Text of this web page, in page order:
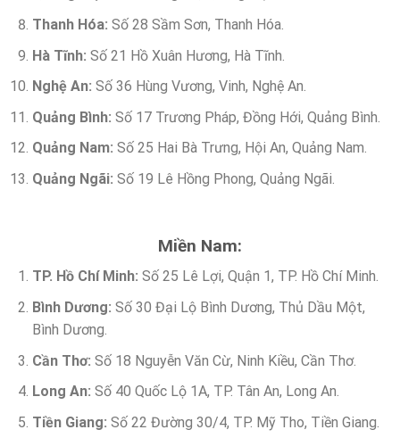
Thanh Hóa: Số 28 Sầm Sơn, Thanh Hóa.
Hà Tĩnh: Số 21 Hồ Xuân Hương, Hà Tĩnh.
Nghệ An: Số 36 Hùng Vương, Vinh, Nghệ An.
Quảng Bình: Số 17 Trương Pháp, Đồng Hới, Quảng Bình.
Quảng Nam: Số 25 Hai Bà Trưng, Hội An, Quảng Nam.
Quảng Ngãi: Số 19 Lê Hồng Phong, Quảng Ngãi.
Miền Nam:
TP. Hồ Chí Minh: Số 25 Lê Lợi, Quận 1, TP. Hồ Chí Minh.
Bình Dương: Số 30 Đại Lộ Bình Dương, Thủ Dầu Một,
Bình Dương.
Cần Thơ: Số 18 Nguyễn Văn Cừ, Ninh Kiều, Cần Thơ.
Long An: Số 40 Quốc Lộ 1A, TP. Tân An, Long An.
Tiền Giang: Số 22 Đường 30/4, TP. Mỹ Tho, Tiền Giang.